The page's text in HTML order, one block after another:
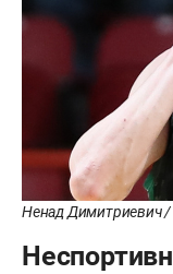
Ненад Димитриевич